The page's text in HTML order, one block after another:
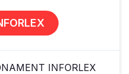
INFORLEX